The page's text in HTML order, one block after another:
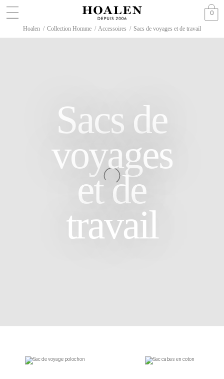
0
Hoalen / Collection Homme / Accessoires / Sacs de voyages et de travail
Sacs de
voyages
et de
travail